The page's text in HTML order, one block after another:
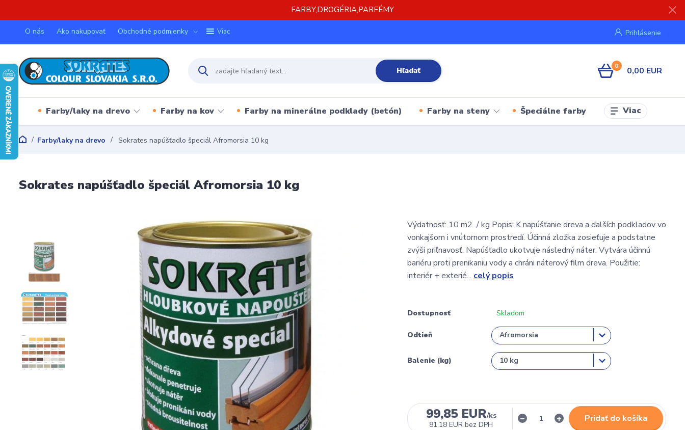
FARBY,DROGÉRIA,PARFÉMY
O nás Ako nakupovať Obchodné podmienky Viac Prihlásenie
Hľadať 0 0,00 EUR
Farby/laky na drevo Farby na kov Farby na minerálne podklady (betón) Farby na steny Špeciálne farby Viac
Farby/laky na drevo Sokrates napúšťadlo špeciál Afromorsia 10 kg
Sokrates napúšťadlo špeciál Afromorsia 10 kg
Výdatnosť: 10 m2 / kg Popis: K napúšťanie dreva a ďalších podkladov vo
vonkajšom i vnútornom prostredí. Účinná zložka zosieťuje a podstatne
zvýši priľnavosť. Napúšťadlo ukotvuje následný náter. Vytvára účinnú
bariéru proti prenikaniu vody a chráni náterový film dreva. Použitie:
interiér + exterié... celý popis
Dostupnosť Skladom
Odtieň
Balenie (kg)
99,85 EUR/ks
81,18 EUR bez DPH
Pridať do košíka